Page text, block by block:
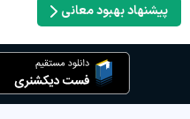
پیشنهاد بهبود معانی